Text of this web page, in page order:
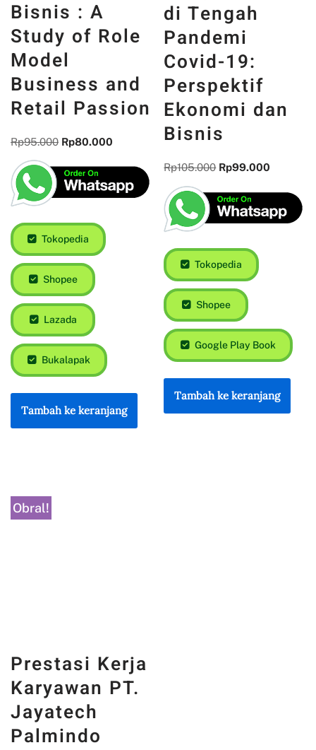
Strategi
Bisnis : A
Study of Role
Model
Business and
Retail Passion
Tokopedia
Shopee
Bukalapak
Menjaga Asa
di Tengah
Pandemi
Covid-19:
Perspektif
Ekonomi dan
Bisnis
Tokopedia
Google Play Book
Prestasi Kerja